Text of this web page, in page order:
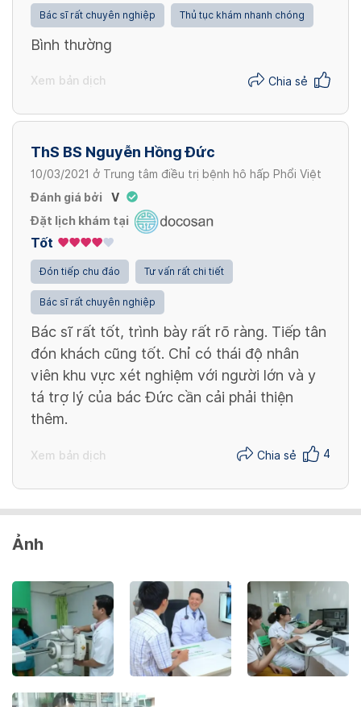
Điều trị cấp cứu / Emergency treatment
100,000 VND
Bác sĩ rất chuyên nghiệp Thủ tục khám nhanh chóng
Bình thường
Xem bản dịch Chia sẻ
ThS BS Nguyễn Hồng Đức
10/03/2021 ở Trung tâm điều trị bệnh hô hấp Phổi Việt
Đánh giá bởi
V
Đặt lịch khám tại
Tốt
Đón tiếp chu đáo Tư vấn rất chi tiết
Bác sĩ rất chuyên nghiệp
Bác sĩ rất tốt, trình bày rất rõ ràng. Tiếp tân
đón khách cũng tốt. Chỉ có thái độ nhân
viên khu vực xét nghiệm với người lớn và y
tá trợ lý của bác Đức cần cải phải thiện
thêm.
Xem bản dịch Chia sẻ 4
Ảnh